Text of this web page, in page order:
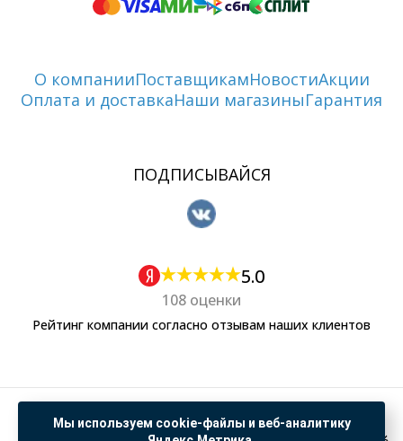
О компанииПоставщикамНовостиАкции
Оплата и доставкаНаши магазиныГарантия
ПОДПИСЫВАЙСЯ
5.0
108 оценки
Рейтинг компании согласно отзывам наших клиентов
Политика обработки персональных данных
Согласие на обработку данных Яндекс Метрика
Мы используем cookie-файлы и веб-аналитику